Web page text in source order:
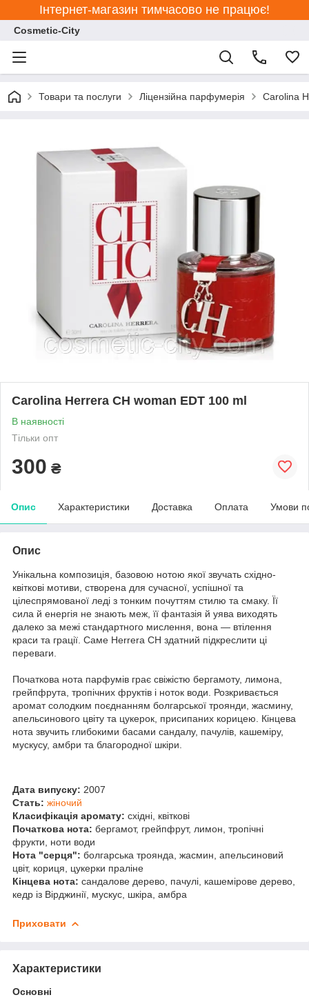
Інтернет-магазин тимчасово не працює!
Cosmetic-City
Товари та послуги Ліцензійна парфумерія Carolina
Carolina Herrera CH woman EDT 100 ml
В наявності
Тільки опт
300 ₴
Опис Характеристики Доставка Оплата Умови
Опис
Унікальна композиція, базовою нотою якої звучать східно-
квіткові мотиви, створена для сучасної, успішної та
цілеспрямованої леді з тонким почуттям стилю та смаку. Її
сила й енергія не знають меж, її фантазія й уява виходять
далеко за межі стандартного мислення, вона — втілення
краси та грації. Саме Herrera CH здатний підкреслити ці
переваги.
Початкова нота парфумів грає свіжістю бергамоту, лимона,
грейпфрута, тропічних фруктів і ноток води. Розкривається
аромат солодким поєднанням болгарської троянди, жасмину,
апельсинового цвіту та цукерок, присипаних корицею. Кінцева
нота звучить глибокими басами сандалу, пачулів, кашеміру,
мускусу, амбри та благородної шкіри.
Дата випуску: 2007
Стать: жіночий
Класифікація аромату: східні, квіткові
Початкова нота: бергамот, грейпфрут, лимон, тропічні
фрукти, ноти води
Нота "серця": болгарська троянда, жасмин, апельсиновий
цвіт, кориця, цукерки праліне
Кінцева нота: сандалове дерево, пачулі, кашемірове дерево,
кедр із Вірджинії, мускус, шкіра, амбра
Приховати
Характеристики
Основні